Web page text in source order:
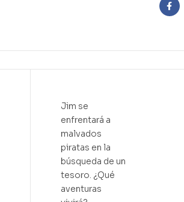
Jim se
enfrentará a
malvados
piratas en la
búsqueda de un
tesoro. ¿Qué
aventuras